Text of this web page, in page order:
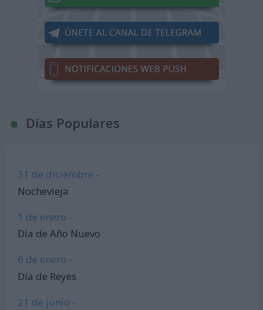
Días Populares
31 de diciembre -
Nochevieja
1 de enero -
Día de Año Nuevo
6 de enero -
Día de Reyes
21 de junio -